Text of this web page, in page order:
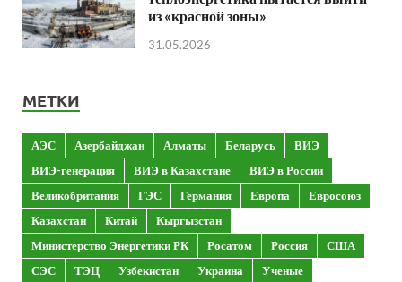
из «красной зоны»
31.05.2026
МЕТКИ
АЭС Азербайджан Алматы Беларусь
ВИЭ
ВИЭ-генерация
ВИЭ в Казахстане
ВИЭ в России
Великобритания
ГЭС Германия Европа
Евросоюз
Казахстан
Китай
Кыргызстан
Министерство Энергетики РК
Росатом Россия
США
СЭС
ТЭЦ Узбекистан Украина
Ученые